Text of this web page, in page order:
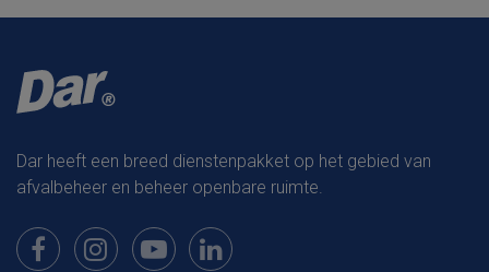
Dar heeft een breed dienstenpakket op het gebied van
afvalbeheer en beheer openbare ruimte.
Bekijk onze pagina op Facebook
Bekijk onze pagina op Instagram
Bekijk onze pagina op Youtube
Bekijk onze pagina op LinkedIn